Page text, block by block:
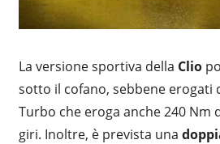
La versione sportiva della Clio
sotto il cofano, sebbene erogati
Turbo che eroga anche 240 Nm
giri. Inoltre, è prevista una